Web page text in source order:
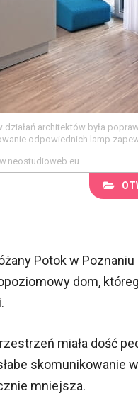
działań architektów była
odpowiednich lamp
Potok w
dom,
miała dość
mniejsza.